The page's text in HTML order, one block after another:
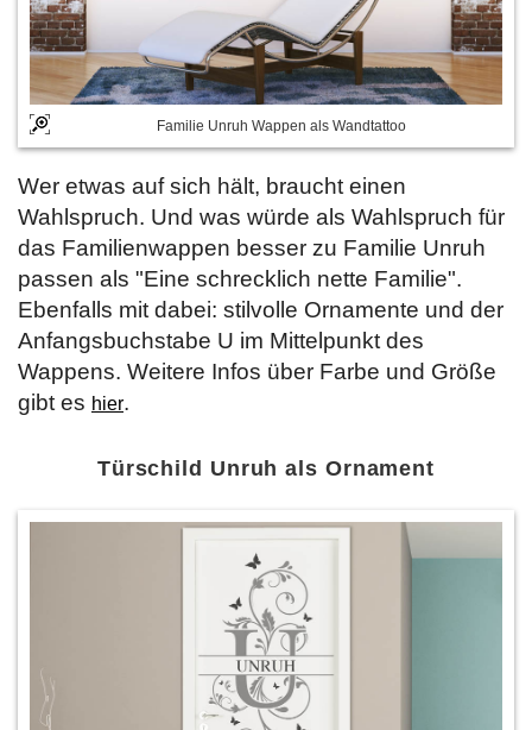
Familie Unruh Wappen als Wandtattoo
Wer etwas auf sich hält, braucht einen
Wahlspruch. Und was würde als Wahlspruch für
das Familienwappen besser zu Familie Unruh
passen als "Eine schrecklich nette Familie".
Ebenfalls mit dabei: stilvolle Ornamente und der
Anfangsbuchstabe U im Mittelpunkt des
Wappens. Weitere Infos über Farbe und Größe
gibt es hier.
Türschild Unruh als Ornament